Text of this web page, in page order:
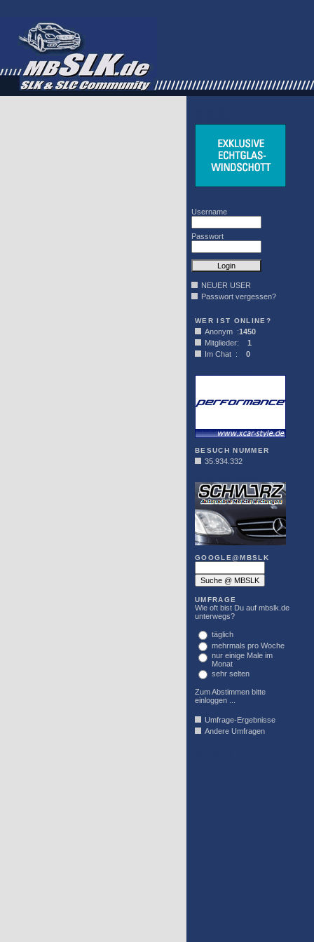
Username
Passwort
NEUER USER
Passwort vergessen?
WER IST ONLINE?
Anonym :1450
Mitglieder: 1
Im Chat : 0
BESUCH NUMMER
35.934.332
GOOGLE@MBSLK
UMFRAGE
Wie oft bist Du auf mbslk.de
unterwegs?
täglich
mehrmals pro Woche
nur einige Male im
Monat
sehr selten
Zum Abstimmen bitte
einloggen ...
Umfrage-Ergebnisse
Andere Umfragen